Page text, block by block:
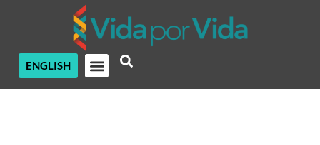
ENGLISH